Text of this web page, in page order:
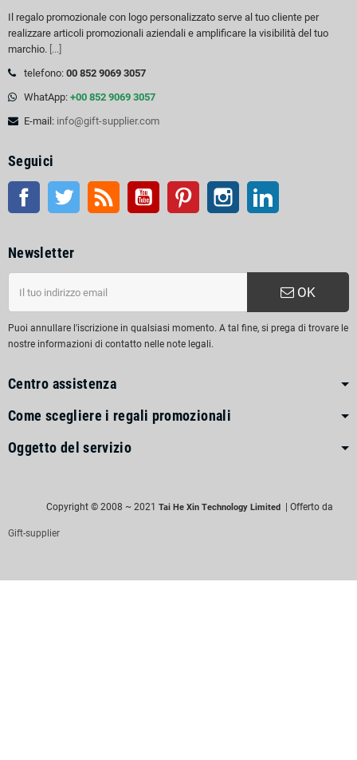
Il regalo promozionale con logo personalizzato serve al tuo cliente per
realizzare articoli promozionali aziendali e amplificare la visibilità del tuo
marchio. [...]
telefono: 00 852 9069 3057
WhatApp: +00 852 9069 3057
E-mail: info@gift-supplier.com
Seguici
Facebook Twitter RSS Youtube Pinterest Instagram
Newsletter
OK
Puoi annullare l'iscrizione in qualsiasi momento. A tal fine, si prega di trovare le
nostre informazioni di contatto nelle note legali.
Centro assistenza
Come scegliere i regali promozionali
Oggetto del servizio
Copyright © 2008 ~ 2021 Tai He Xin Technology Limited | Offerto da
Gift-supplier